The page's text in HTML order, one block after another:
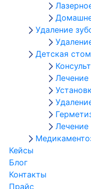
Удаление
Детская
Лечение
Кейсы
Блог
Контакты
Прайс